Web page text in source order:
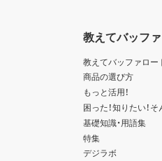
教えてバッフ
教えてバッファロー
商品の選び方
もっと活用！
困った！知りたい！
基礎知識・用語集
特集
デジラボ